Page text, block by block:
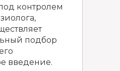
контролем
подбор
введение.